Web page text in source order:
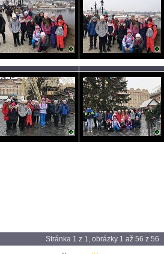
Stránka 1 z 1, obrázky 1 až 56 z 56